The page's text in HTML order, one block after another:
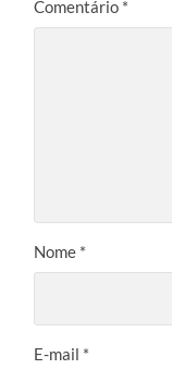
Comentário *
Nome *
E-mail *